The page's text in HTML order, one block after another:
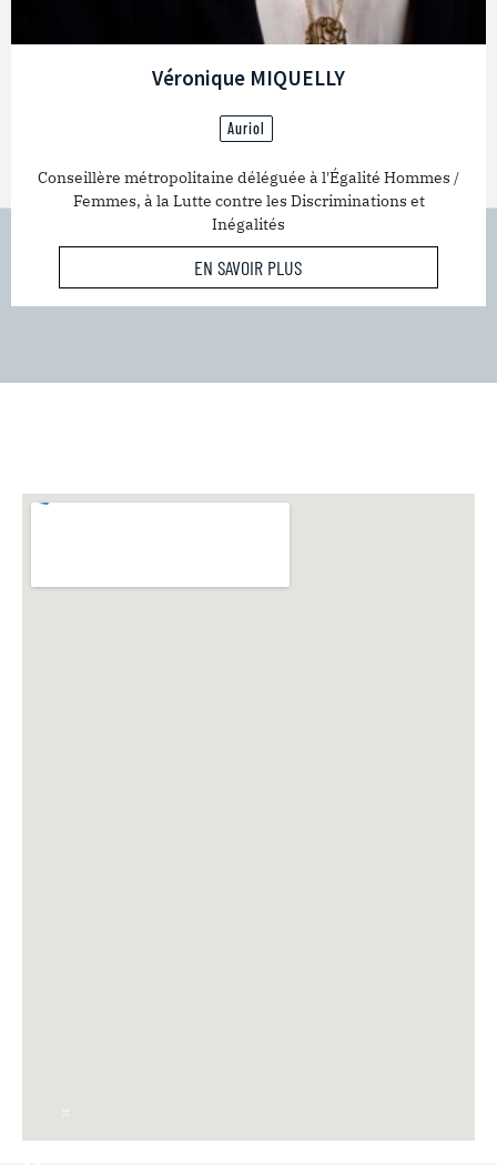
Véronique MIQUELLY
Auriol
Conseillère métropolitaine déléguée à l'Égalité Hommes /
Femmes, à la Lutte contre les Discriminations et
Inégalités
EN SAVOIR PLUS